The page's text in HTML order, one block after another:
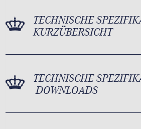
TECHNISCHE
KURZÜBERSICHT
TECHNISCHE
DOWNLOADS